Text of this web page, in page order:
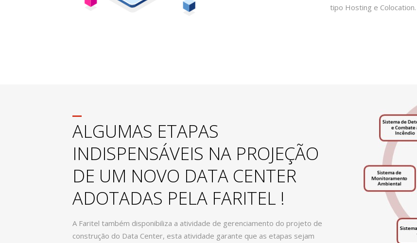
tipo Hosting e Colocation.
ALGUMAS ETAPAS
INDISPENSÁVEIS NA PROJEÇÃO
DE UM NOVO DATA CENTER
ADOTADAS PELA FARITEL !
A Faritel também disponibiliza a atividade de gerenciamento do projeto de
construção do Data Center, esta atividade garante que as etapas sejam